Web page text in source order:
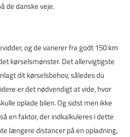
de danske veje.
og de varierer fra godt 150 km
kørselsmønster. Det allervigtigste
dit kørselsbehov, således du
er det nødvendigt at vide, hvor
oplade bilen. Og sidst men ikke
en faktor, der indkalkuleres i dette
længere distancer på en opladning,